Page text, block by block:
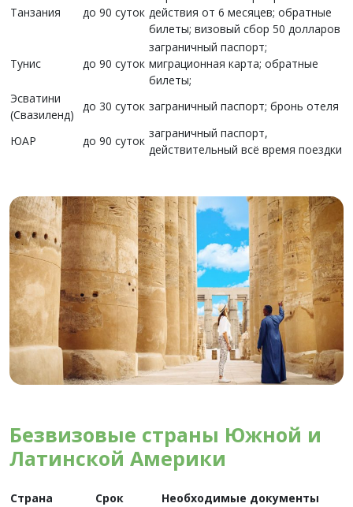
Танзания до 90 суток действия от 6 месяцев; обратные
билеты; визовый сбор 50 долларов
Тунис до 90 суток
заграничный паспорт;
миграционная карта; обратные
билеты;
Эсватини
(Свазиленд)
до 30 суток заграничный паспорт; бронь отеля
ЮАР до 90 суток
заграничный паспорт,
действительный всё время поездки
Безвизовые страны Южной и
Латинской Америки
Страна Срок
Необходимые документы